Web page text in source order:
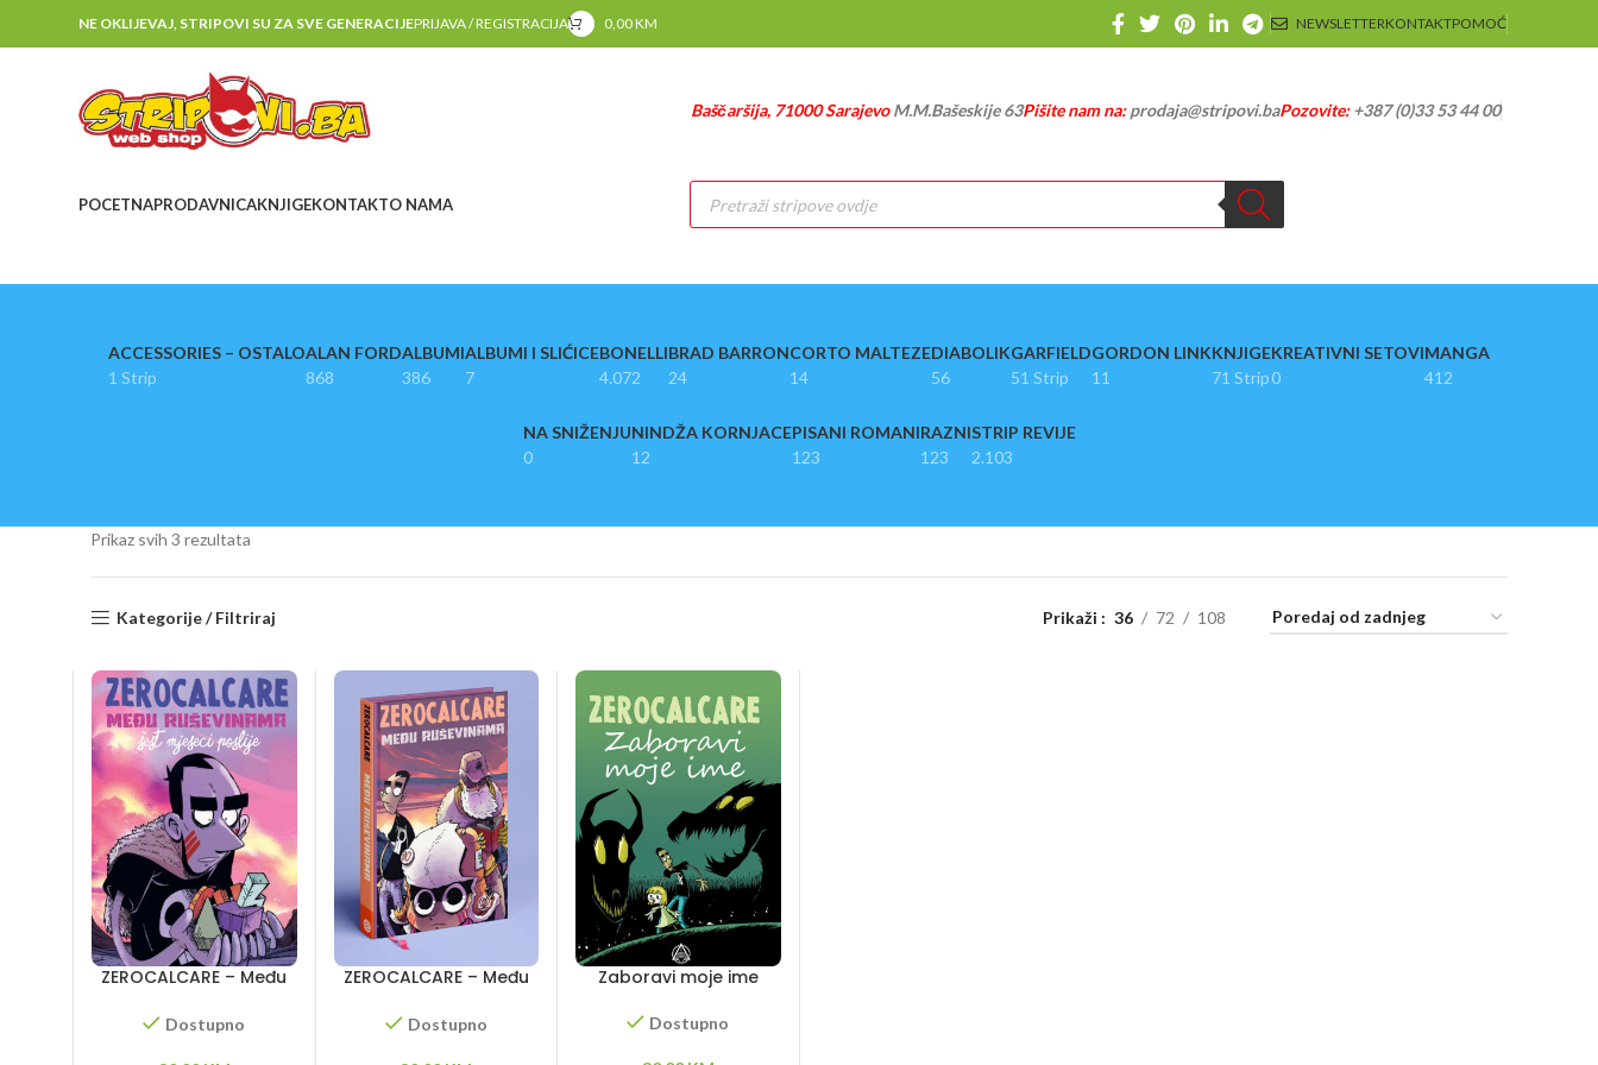
NE OKLIJEVAJ, STRIPOVI SU ZA SVE GENERACIJEPRIJAVA / REGISTRACIJA 0,00KM NEWSLETTERKONTAKTPOMOĆ
Baščaršija, 71000 SarajevoM.M.Bašeskije 63Pišite nam na:prodaja@stripovi.baPozovite:+387 (0)33 53 44 00
POCETNAPRODAVNICAKNJIGEKONTAKTO NAMA
Products
search
ACCESSORIES – OSTALO
1 Strip
ALAN FORD
868
ALBUMI
386
ALBUMI I SLIĆICE
7
BONELLI
4.072
BRAD BARRON
24
CORTO MALTEZE
14
DIABOLIK
56
GARFIELD
51 Strip
GORDON LINK
11
KNJIGE
71 Strip
KREATIVNI SETOVI
0
MANGA
412
NA SNIŽENJU
0
NINDŽA KORNJACE
12
PISANI ROMANI
123
RAZNI
123
STRIP REVIJE
2.103
Prikaz svih 3 rezultata
Kategorije / Filtriraj
Prikaži 36 72 108
ZEROCALCARE – Među
mjeseci poslije
Dostupno
ZEROCALCARE – Među
Dostupno
Zaboravi moje ime
Dostupno